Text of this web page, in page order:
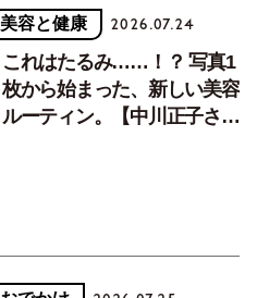
美容と健康 2026.07.24
これはたるみ……！？ 写真1
枚から始まった、新しい美容
ルーティン。【中川正子さん